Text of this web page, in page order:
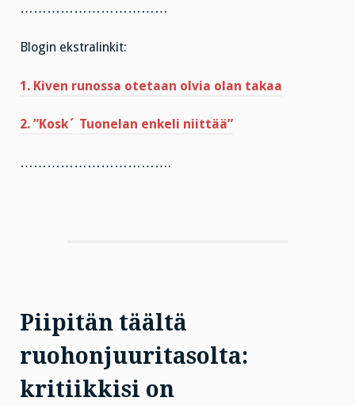
……………………………
Blogin ekstralinkit:
1. Kiven runossa otetaan olvia olan takaa
2. ”Kosk´ Tuonelan enkeli niittää”
…………………………….
Piipitän täältä
ruohonjuuritasolta:
kritiikkisi on